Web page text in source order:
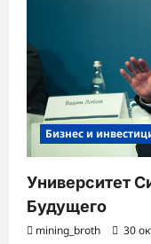
Бизнес и
Университет
Будущего
mining_broth 30